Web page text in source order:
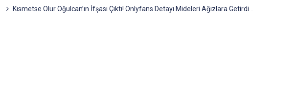
Kısmetse Olur Oğulcan’ın İfşası Çıktı! Onlyfans Detayı Mideleri Ağızlara Getirdi…